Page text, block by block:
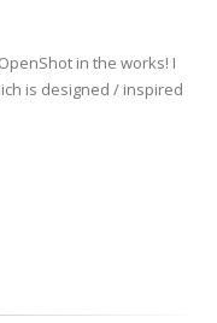
in the works! I
is designed / inspired